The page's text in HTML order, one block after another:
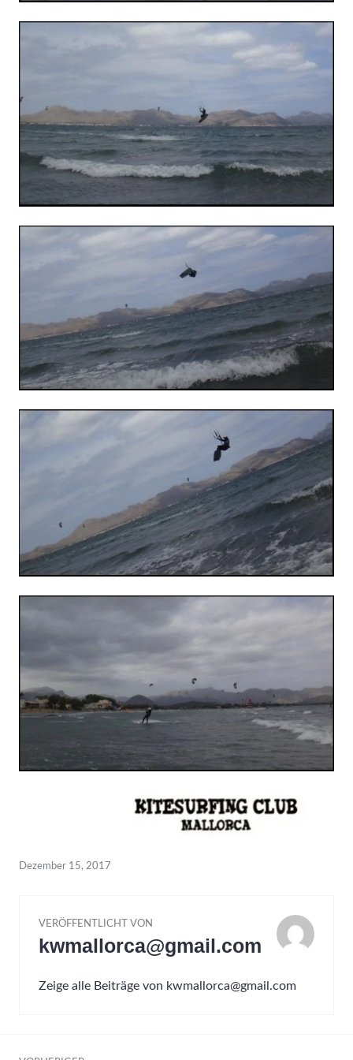
Dezember 15, 2017
VERÖFFENTLICHT VON
kwmallorca@gmail.com
Zeige alle Beiträge von kwmallorca@gmail.com